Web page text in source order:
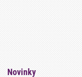
Novinky